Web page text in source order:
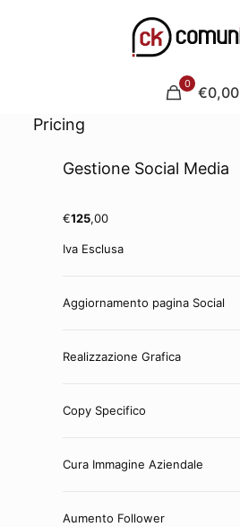
0 €0,00
Pricing
Gestione Social Media
€125,00
Iva Esclusa
Aggiornamento pagina Social
Realizzazione Grafica
Copy Specifico
Cura Immagine Aziendale
Aumento Follower